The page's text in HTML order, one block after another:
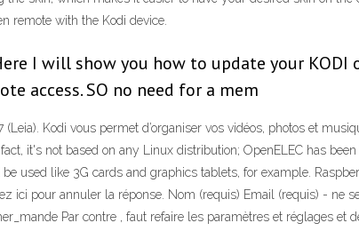
remote with the Kodi device.
I will show you how to update your
access. SO no need for a mem
(Leia). Kodi vous permet d’organiser vos vidéos, photos et
it's not based on any Linux distribution; OpenELEC has
used like 3G cards and graphics tablets, for example.
ici pour annuler la réponse. Nom (requis) Email (requis) - ne
Par contre , faut refaire les paramètres et réglages